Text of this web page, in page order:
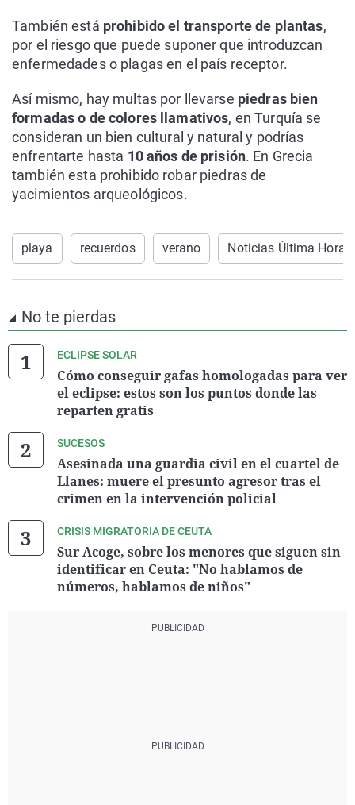
También está prohibido el transporte de plantas,
por el riesgo que puede suponer que introduzcan
enfermedades o plagas en el país receptor.
Así mismo, hay multas por llevarse piedras bien
formadas o de colores llamativos, en Turquía se
consideran un bien cultural y natural y podrías
enfrentarte hasta 10 años de prisión. En Grecia
también esta prohibido robar piedras de
yacimientos arqueológicos.
playa recuerdos verano Noticias Última Hora
No te pierdas
ECLIPSE SOLAR
Cómo conseguir gafas homologadas para ver
el eclipse: estos son los puntos donde las
reparten gratis
SUCESOS
Asesinada una guardia civil en el cuartel de
Llanes: muere el presunto agresor tras el
crimen en la intervención policial
CRISIS MIGRATORIA DE CEUTA
Sur Acoge, sobre los menores que siguen sin
identificar en Ceuta: "No hablamos de
números, hablamos de niños"